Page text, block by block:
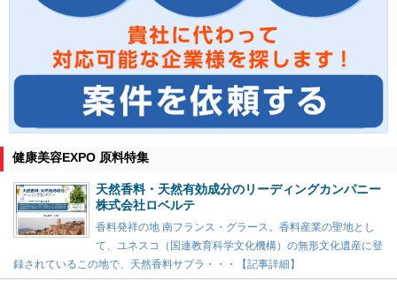
健康美容EXPO 原料特集
天然香料・天然有効成分のリーディングカンパニー
株式会社ロベルテ
香料発祥の地 南フランス・グラース。香料産業の聖地とし
て、ユネスコ（国連教育科学文化機構）の無形文化遺産に登
録されているこの地で、天然香料サプラ・・・【記事詳細】